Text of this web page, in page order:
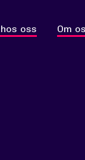
oss Om